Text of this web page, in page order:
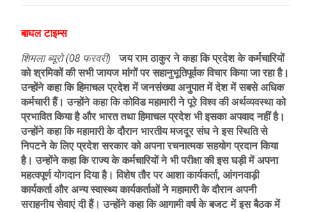
ce
b
o
o
k
ail
at
A
p
p
बाघल टाइम्स
शिमला ब्यूरो (08 फरवरी) जय राम ठाकुर ने कहा कि प्रदेश के कर्मचारियों
को श्रमिकों की सभी जायज मांगों पर सहानुभूतिपूर्वक विचार किया जा रहा है।
उन्होंने कहा कि हिमाचल प्रदेश में जनसंख्या अनुपात में देश में सबसे अधिक
कर्मचारी हैं। उन्होंने कहा कि कोविड महामारी ने पूरे विश्व की अर्थव्यवस्था को
प्रभावित किया है और भारत तथा हिमाचल प्रदेश भी इसका अपवाद नहीं है।
उन्होंने कहा कि महामारी के दौरान भारतीय मजदूर संघ ने इस स्थिति से
निपटने के लिए प्रदेश सरकार को अपना रचनात्मक सहयोग प्रदान किया
है। उन्होंने कहा कि राज्य के कर्मचारियों ने भी परीक्षा की इस घड़ी में अपना
महत्वपूर्ण योगदान दिया है। विशेष तौर पर आशा कार्यकर्ता, आंगनवाड़ी
कार्यकर्ता और अन्य स्वास्थ्य कार्यकर्ताओं ने महामारी के दौरान अपनी
सराहनीय सेवाएं दी हैं। उन्होंने कहा कि आगामी वर्ष के बजट में इस बैठक में